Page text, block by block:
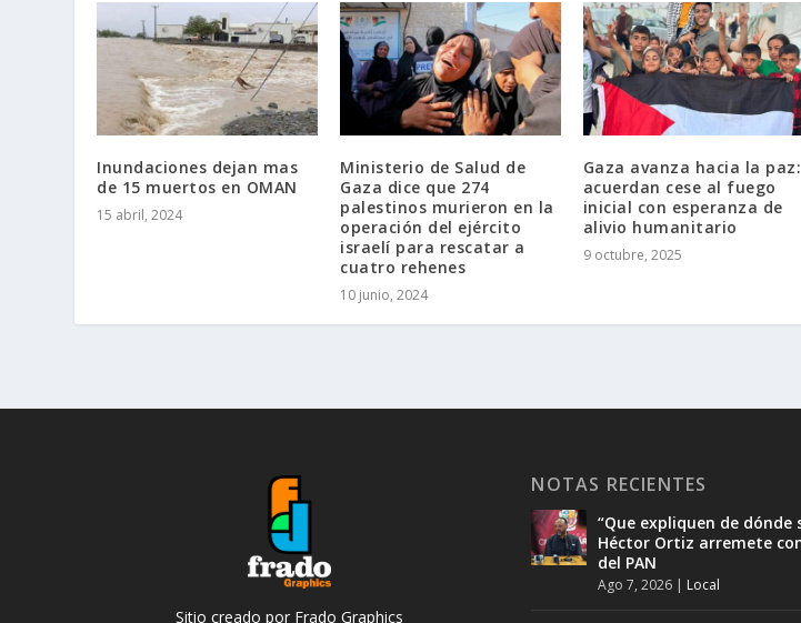
Inundaciones dejan mas
de 15 muertos en OMAN
15 abril, 2024
Ministerio de Salud de
Gaza dice que 274
palestinos murieron en la
operación del ejército
israelí para rescatar a
cuatro rehenes
10 junio, 2024
Gaza avanza hacia la paz:
acuerdan cese al fuego
inicial con esperanza de
alivio humanitario
9 octubre, 2025
Sitio creado por Frado Graphics
NOTAS RECIENTES
“Que expliquen de dónde
Héctor Ortiz arremete
del PAN
Ago 7, 2026 | Local